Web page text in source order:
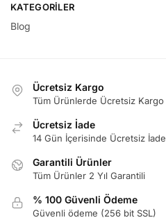
KATEGORILER
Blog
Ücretsiz Kargo
Tüm Ürünlerde Ücretsiz Kargo
Ücretsiz İade
14 Gün İçerisinde Ücretsiz İade
Garantili Ürünler
Tüm Ürünler 2 Yıl Garantili
% 100 Güvenli Ödeme
Güvenli ödeme (256 bit SSL)